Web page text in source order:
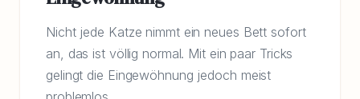
Nicht jede Katze nimmt ein neues Bett sofort
an, das ist völlig normal. Mit ein paar Tricks
gelingt die Eingewöhnung jedoch meist